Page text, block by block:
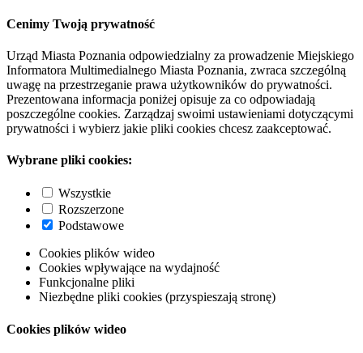
Cenimy Twoją prywatność
Urząd Miasta Poznania odpowiedzialny za prowadzenie Miejskiego
Informatora Multimedialnego Miasta Poznania, zwraca szczególną
uwagę na przestrzeganie prawa użytkowników do prywatności.
Prezentowana informacja poniżej opisuje za co odpowiadają
poszczególne cookies. Zarządzaj swoimi ustawieniami dotyczącymi
prywatności i wybierz jakie pliki cookies chcesz zaakceptować.
Wybrane pliki cookies:
Wszystkie
Rozszerzone
Podstawowe
Cookies plików wideo
Cookies wpływające na wydajność
Funkcjonalne pliki
Niezbędne pliki cookies (przyspieszają stronę)
Cookies plików wideo